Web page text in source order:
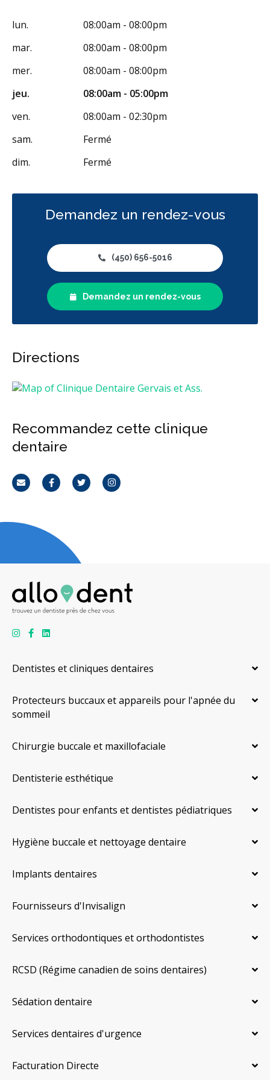
lun.
08:00am - 08:00pm
mar.
08:00am - 08:00pm
mer.
08:00am - 08:00pm
jeu.
08:00am - 05:00pm
ven.
08:00am - 02:30pm
sam.
Fermé
dim.
Fermé
Demandez un rendez-vous
(450) 656-5016
Demandez un rendez-vous
Directions
Recommandez cette clinique
dentaire
CourrielFacebookTwitterInstagram
Dentistes et cliniques dentaires
Protecteurs buccaux et appareils pour l'apnée du
sommeil
Chirurgie buccale et maxillofaciale
Dentisterie esthétique
Dentistes pour enfants et dentistes pédiatriques
Hygiène buccale et nettoyage dentaire
Implants dentaires
Fournisseurs d'Invisalign
Services orthodontiques et orthodontistes
RCSD (Régime canadien de soins dentaires)
Sédation dentaire
Services dentaires d'urgence
Facturation Directe